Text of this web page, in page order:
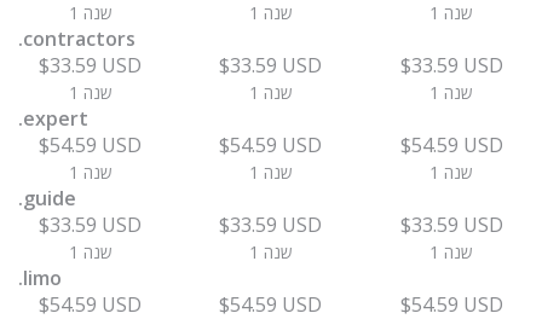
1 שנה 1 שנה 1 שנה
.contractors
$33.59 USD
1 שנה
$33.59 USD
1 שנה
$33.59 USD
1 שנה
.expert
$54.59 USD
1 שנה
$54.59 USD
1 שנה
$54.59 USD
1 שנה
.guide
$33.59 USD
1 שנה
$33.59 USD
1 שנה
$33.59 USD
1 שנה
.limo
$54.59 USD
$54.59 USD $54.59 USD